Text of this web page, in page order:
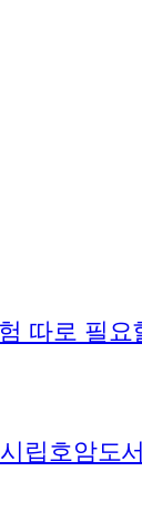
따로 필요
립호암도